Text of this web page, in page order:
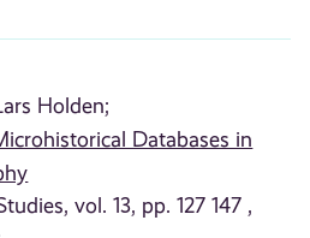
Holden;
Databases in
vol. 13, pp. 127 147 ,